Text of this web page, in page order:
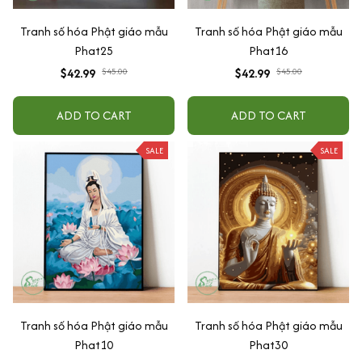
Tranh số hóa Phật giáo mẫu
Phat25
$42.99 $45.00
ADD TO CART
Tranh số hóa Phật giáo mẫu
Phat16
$42.99 $45.00
ADD TO CART
SALE
Tranh số hóa Phật giáo mẫu
Phat10
SALE
Tranh số hóa Phật giáo mẫu
Phat30